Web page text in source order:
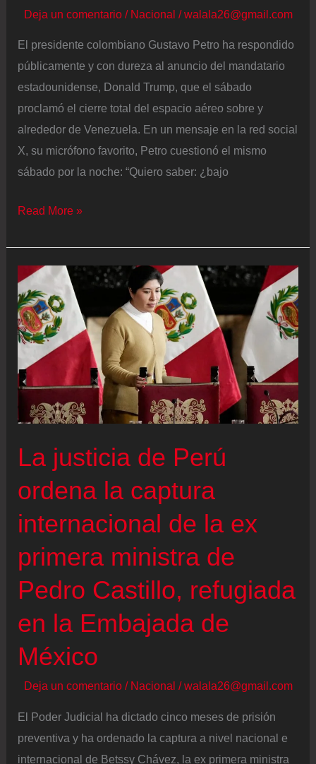
Deja un comentario / Nacional /walala26@gmail.com
El presidente colombiano Gustavo Petro ha respondido
públicamente y con dureza al anuncio del mandatario
estadounidense, Donald Trump, que el sábado
proclamó el cierre total del espacio aéreo sobre y
alrededor de Venezuela. En un mensaje en la red social
X, su micrófono favorito, Petro cuestionó el mismo
sábado por la noche: “Quiero saber: ¿bajo
Petro
contra
Trump
por
las
amenazas
Venezuela:
cierre
espacio
aéreo
completamente
ilegal”
Read More »
La justicia de Perú
ordena la captura
internacional de la ex
primera ministra de
Pedro Castillo, refugiada
en la Embajada de
México
Deja un comentario / Nacional /walala26@gmail.com
El Poder Judicial ha dictado cinco meses de prisión
preventiva y ha ordenado la captura a nivel nacional e
internacional de Betssy Chávez, la ex primera ministra